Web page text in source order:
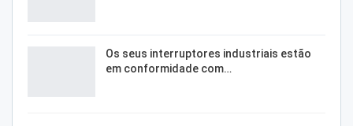
Os seus interruptores industriais estão
em conformidade com…